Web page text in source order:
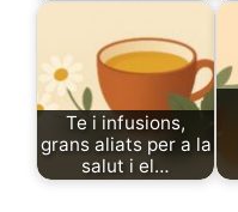
Te i infusions,
grans aliats per a la
salut i el…